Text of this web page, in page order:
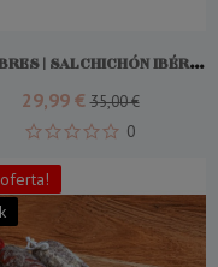
10 SOBRES | SALCHICHÓN IBÉRICO LONCHEADO
29,99 €35,00 €
0
oferta!